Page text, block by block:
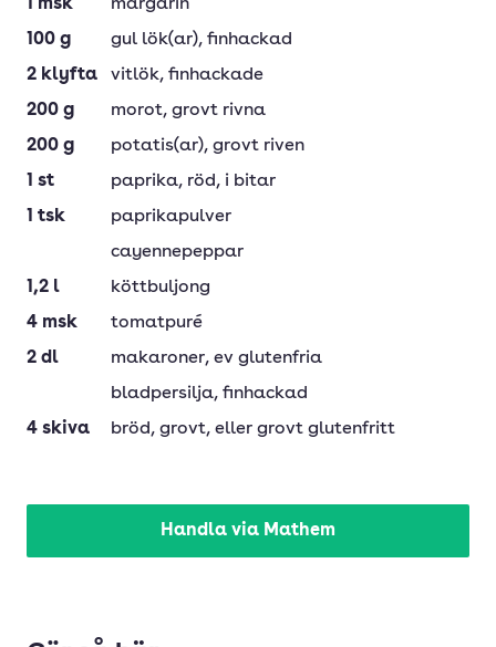
1 msk
margarin
100 g gul lök(ar), finhackad
2 klyfta vitlök, finhackade
200 g morot, grovt rivna
200 g potatis(ar), grovt riven
1 st paprika, röd, i bitar
1 tsk
paprikapulver
cayennepeppar
1,2 l
köttbuljong
4 msk
tomatpuré
2 dl makaroner, ev glutenfria
bladpersilja, finhackad
4 skiva bröd, grovt, eller grovt glutenfritt
Handla via Mathem